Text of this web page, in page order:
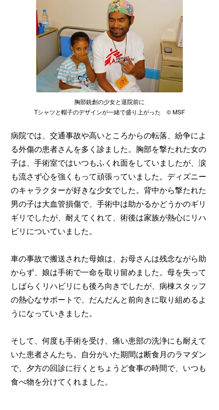
胸部銃創の少女と退院前に
Tシャツと帽子のデザインが一緒で盛り上がった © MSF
病院では、交通事故や高いところからの転落、紛争によ
る外傷の患者さんを多く診ました。胸部を撃たれた女の
子は、手術室ではいつもふくれ面をしていましたが、涙
も流さず心を強くもって頑張っていました。ディズニー
のキャラクターが好きな少女でした。背中から撃たれた
男の子は大血管損傷で、手術中は助かるかどうかのギリ
ギリでしたが、耐えてくれて、術後は家族が熱心にリハ
ビリについていました。
車の事故で搬送された母娘は、お母さんは残念ながら助
からず、娘は手術で一命を取り留めました。母を失って
しばらくリハビリにも後ろ向きでしたが、病棟スタッフ
の熱心なサポートで、だんだんと前向きに取り組めるよ
うになっていきました。
そして、何度も手術を受け、痛い患部の洗浄にも耐えて
いた患者さんたち。自分がいた期間は断食月のラマダン
で、夕方の回診に行くとちょうど食事の時間で、いつも
食べ物を分けてくれました。